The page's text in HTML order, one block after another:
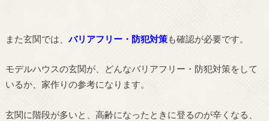
また玄関では、 バリアフリー・防犯対策も確認が必要です。
モデルハウスの玄関が、どんなバリアフリー・防犯対策をして
いるか、家作りの参考になります。
玄関に階段が多いと、高齢になったときに登るのが辛くなる、